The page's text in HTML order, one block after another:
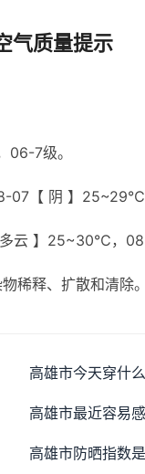
气质量提示
7级。
07【 阴 】
云 】25~30℃，
稀释、扩散和清除。
高雄市今天穿什么
高雄市最近容易感
高雄市防晒指数是